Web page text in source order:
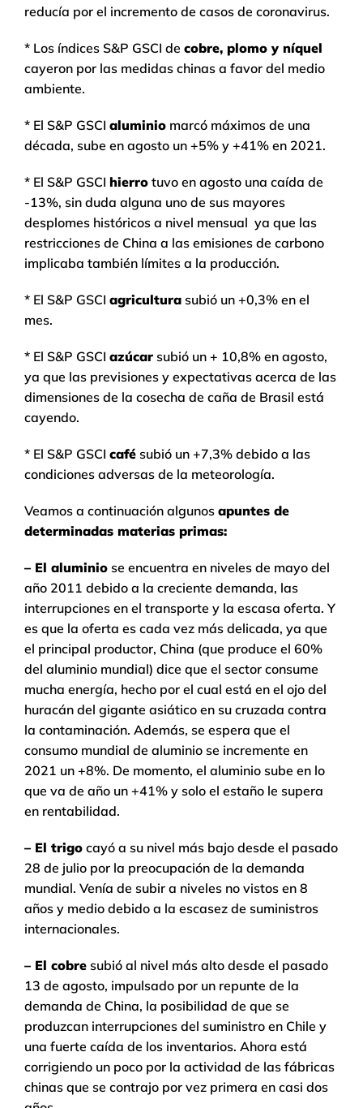
reducía por el incremento de casos de coronavirus.
* Los índices S&P GSCI de cobre, plomo y níquel
cayeron por las medidas chinas a favor del medio
ambiente.
* El S&P GSCI aluminio marcó máximos de una
década, sube en agosto un +5% y +41% en 2021.
* El S&P GSCI hierro tuvo en agosto una caída de
-13%, sin duda alguna uno de sus mayores
desplomes históricos a nivel mensual ya que las
restricciones de China a las emisiones de carbono
implicaba también límites a la producción.
* El S&P GSCI agricultura subió un +0,3% en el
mes.
* El S&P GSCI azúcar subió un + 10,8% en agosto,
ya que las previsiones y expectativas acerca de las
dimensiones de la cosecha de caña de Brasil está
cayendo.
* El S&P GSCI café subió un +7,3% debido a las
condiciones adversas de la meteorología.
Veamos a continuación algunos apuntes de
determinadas materias primas:
– El aluminio se encuentra en niveles de mayo del
año 2011 debido a la creciente demanda, las
interrupciones en el transporte y la escasa oferta. Y
es que la oferta es cada vez más delicada, ya que
el principal productor, China (que produce el 60%
del aluminio mundial) dice que el sector consume
mucha energía, hecho por el cual está en el ojo del
huracán del gigante asiático en su cruzada contra
la contaminación. Además, se espera que el
consumo mundial de aluminio se incremente en
2021 un +8%. De momento, el aluminio sube en lo
que va de año un +41% y solo el estaño le supera
en rentabilidad.
– El trigo cayó a su nivel más bajo desde el pasado
28 de julio por la preocupación de la demanda
mundial. Venía de subir a niveles no vistos en 8
años y medio debido a la escasez de suministros
internacionales.
– El cobre subió al nivel más alto desde el pasado
13 de agosto, impulsado por un repunte de la
demanda de China, la posibilidad de que se
produzcan interrupciones del suministro en Chile y
una fuerte caída de los inventarios. Ahora está
corrigiendo un poco por la actividad de las fábricas
chinas que se contrajo por vez primera en casi dos